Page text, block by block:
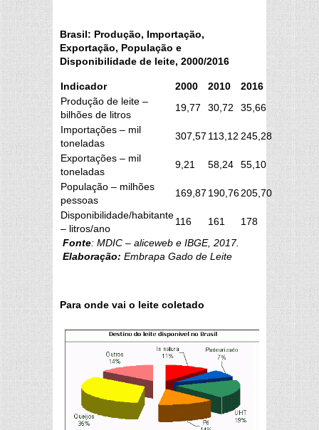
Brasil: Produção, Importação,
Exportação, População e
Disponibilidade de leite, 2000/2016
Indicador 2000 2010
2016
Produção de leite –
bilhões de litros
19,77 30,72
35,66
Importações – mil
toneladas
307,57 113,12 245,28
Exportações – mil
toneladas
9,21 58,24
55,10
População – milhões
pessoas
169,87 190,76205,70
Disponibilidade/habitante
– litros/ano
116 161
178
Fonte: MDIC – aliceweb e IBGE, 2017.
Elaboração: Embrapa Gado de Leite
Para onde vai o leite coletado